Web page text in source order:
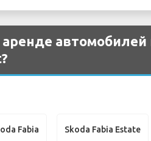
Fabia Skoda Fabia Estate